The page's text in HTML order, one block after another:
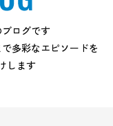
ログです
多彩なエピソードを
します